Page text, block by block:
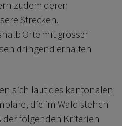
zudem deren
Strecken.
Orte mit grosser
dringend erhalten
sich laut des kantonalen
die im Wald stehen
folgenden Kriterien